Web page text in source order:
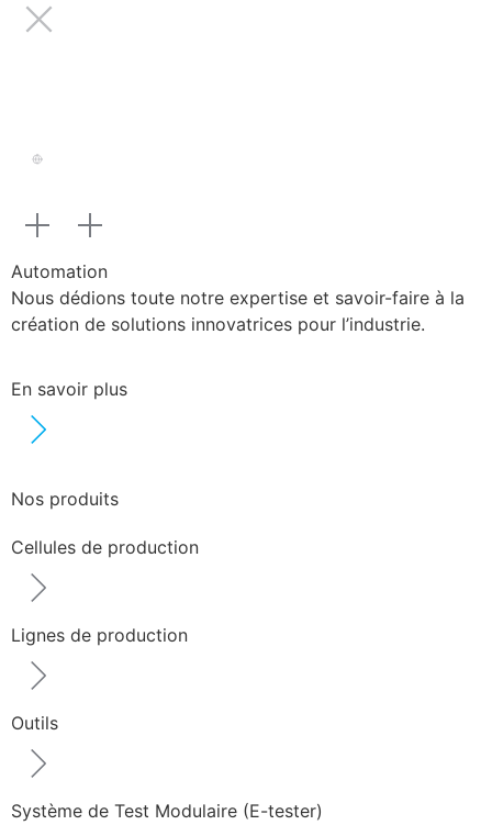
Automation
Nous dédions toute notre expertise et savoir-faire à la
création de solutions innovatrices pour l’industrie.
En savoir plus
Nos produits
Cellules de production
Lignes de production
Outils
Système de Test Modulaire (E-tester)